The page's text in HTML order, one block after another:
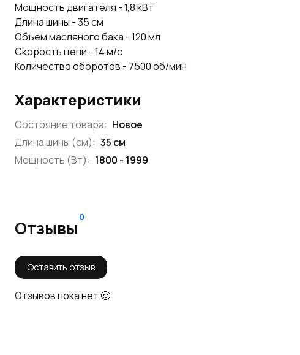
Мощность двигателя - 1,8 кВт
Длина шины - 35 см
Объем масляного бака - 120 мл
Скорость цепи - 14 м/с
Количество оборотов - 7500 об/мин
Характеристики
Состояние товара: Новое
Длина шины (см): 35 см
Мощность (Вт): 1800 - 1999
Отзывы
0
Оставить отзыв
Отзывов пока нет 🥴